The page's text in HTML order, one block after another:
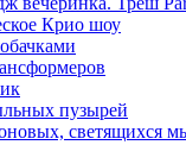
Крио шоу
пузырей
светящихся